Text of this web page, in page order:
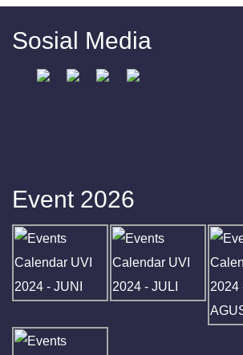
Sosial Media
Event 2026